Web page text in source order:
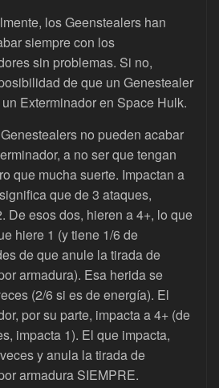
los Geenstealers han
siempre con los
sin problemas. Si no,
de que un Genestealer
Exterminador en Space Hulk.
no pueden acabar
a no ser que tengan
que mucha suerte. Impactan a
que de 3 ataques,
De esos dos, hieren a 4+, lo que
hiere 1 (y tiene 1/6 de
de que anule la tirada de
armadura). Esa herida se
(2/6 si es de energía). El
por su parte, impacta a 4+ (de
impacta 1). El que impacta,
y anula la tirada de
armadura SIEMPRE.